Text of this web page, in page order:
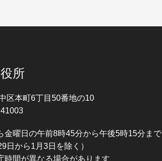
所
区本町6丁目50番地の10
金曜日の午前8時45分から午後5時15分まで
日から1月3日を除く）
間が異なる場合があります